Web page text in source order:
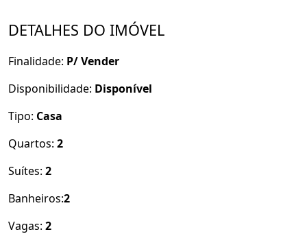
Arquitetura moderna
Ambientes bem distribuídos
Ótima opção para morar ou investir
DETALHES DO IMÓVEL
Finalidade: P/ Vender
Disponibilidade: Disponível
Tipo: Casa
Quartos: 2
Suítes: 2
Banheiros:2
Vagas: 2